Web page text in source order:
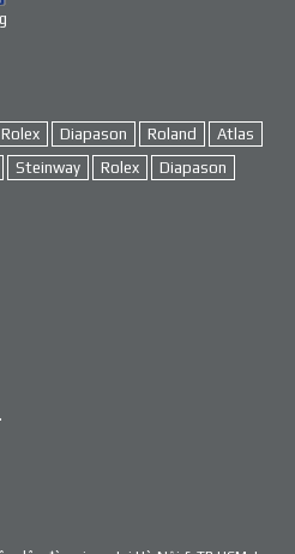
Rolex Diapason Roland
Atlas
Steinway Rolex
Diapason